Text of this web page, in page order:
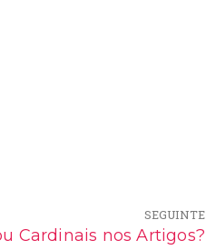
SEGUINTE
Cardinais nos Artigos?